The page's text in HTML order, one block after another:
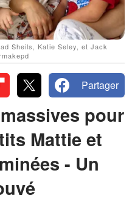
Sheils, Katie Seley, et Jack
Partager
pour
Mattie et
- Un